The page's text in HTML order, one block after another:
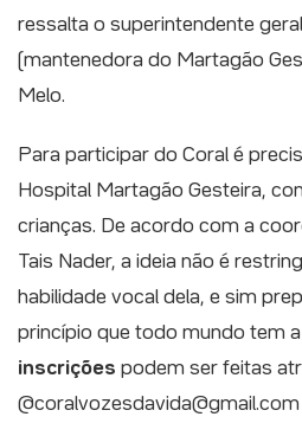
ressalta o superintendente
(mantenedora do Martagão
Melo.
Para participar do Coral é
Hospital Martagão Gesteira,
crianças. De acordo com a
Tais Nader, a ideia não é
habilidade vocal dela, e sim
princípio que todo mundo tem
inscrições podem ser feitas